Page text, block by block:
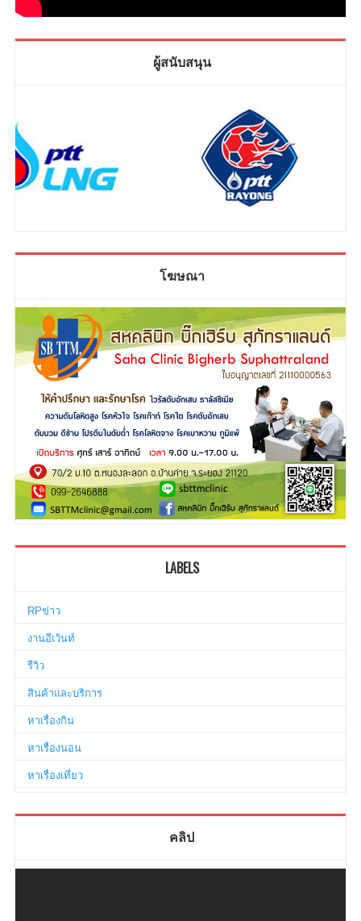
ผู้สนับสนุน
โฆษณา
LABELS
RPข่าว
งานอีเว้นท์
รีวิว
สินค้าและบริการ
หาเรื่องกิน
หาเรื่องนอน
หาเรื่องเที่ยว
คลิป